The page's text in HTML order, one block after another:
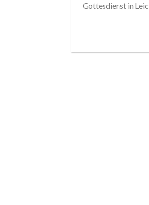
Gottesdienst in